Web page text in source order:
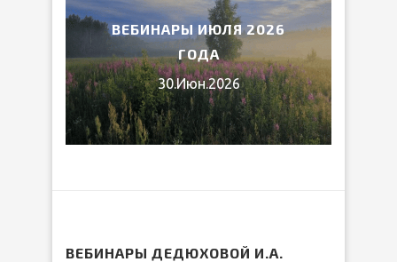
ВЕБИНАРЫ ИЮЛЯ 2026
ГОДА
30.Июн.2026
ВЕБИНАРЫ ДЕДЮХОВОЙ И.А.